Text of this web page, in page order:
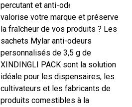
percutant et anti-odeurs qui
valorise votre marque et préserve
la fraîcheur de vos produits ? Les
sachets Mylar anti-odeurs
personnalisés de 3,5 g de
XINDINGLI PACK sont la solution
idéale pour les dispensaires, les
cultivateurs et les fabricants de
produits comestibles à la